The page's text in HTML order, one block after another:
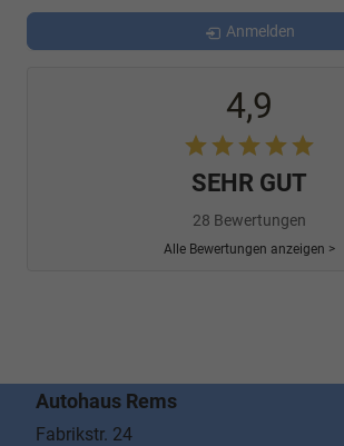
Anmelden
4,9
SEHR GUT
28 Bewertungen
Alle Bewertungen anzeigen >
Autohaus Rems
Fabrikstr. 24